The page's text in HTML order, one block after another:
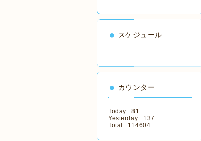
スケジュール
カウンター
Today : 81
Yesterday : 137
Total : 114604